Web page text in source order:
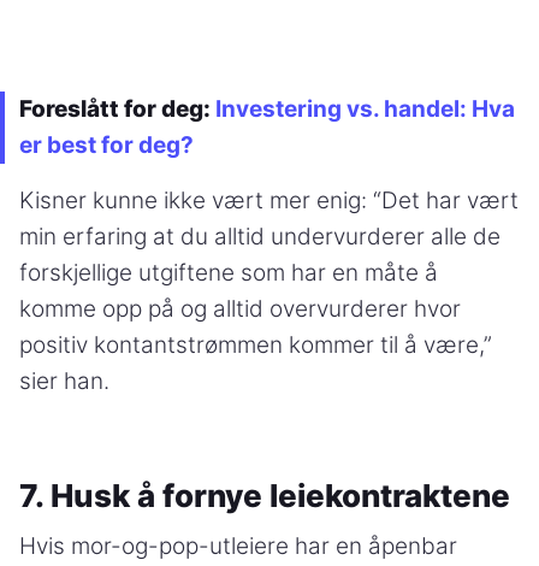
Foreslått for deg: Investering vs. handel: Hva
er best for deg?
Kisner kunne ikke vært mer enig: “Det har vært
min erfaring at du alltid undervurderer alle de
forskjellige utgiftene som har en måte å
komme opp på og alltid overvurderer hvor
positiv kontantstrømmen kommer til å være,”
sier han.
7. Husk å fornye leiekontraktene
Hvis mor-og-pop-utleiere har en åpenbar